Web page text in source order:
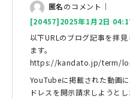
匿名のコメント｜
[20457]2025年1月2日
以下URLのブログ記事を拝
ます。
https://kandato.jp/term/
YouTubeに掲載された動画
ドレスを開示請求しようと